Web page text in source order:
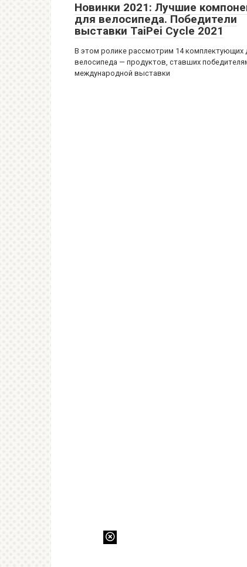
Новинки 2021: Лучшие
для велосипеда. Победители
выставки TaiPei Cycle 2021
В этом ролике рассмотрим 14 комплектующих
велосипеда — продуктов, ставших
международной выставки